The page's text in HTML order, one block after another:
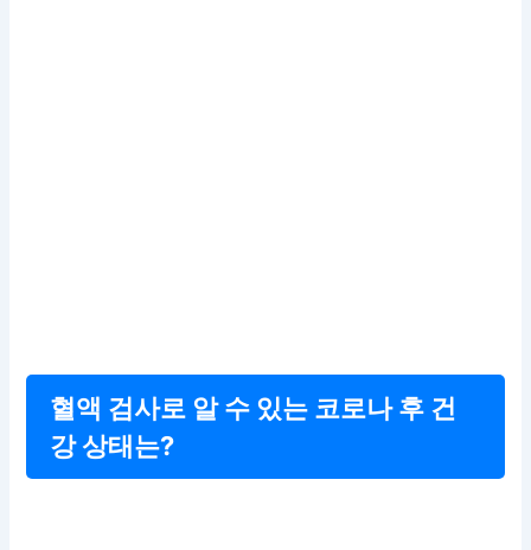
혈액 검사로 알 수 있는 코로나 후 건
강 상태는?